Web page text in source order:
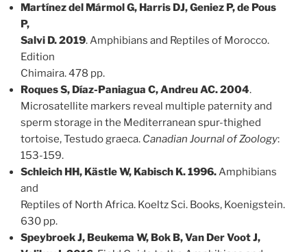
Martínez del Mármol G, Harris DJ, Geniez P, de Pous
P,
Salvi D. 2019. Amphibians and Reptiles of Morocco.
Edition
Chimaira. 478 pp.
Roques S, Díaz-Paniagua C, Andreu AC. 2004.
Microsatellite markers reveal multiple paternity and
sperm storage in the Mediterranean spur-thighed
tortoise, Testudo graeca. Canadian Journal of Zoology:
153-159.
Schleich HH, Kästle W, Kabisch K. 1996.Amphibians
and
Reptiles of North Africa. Koeltz Sci. Books, Koenigstein.
630 pp.
Speybroek J, Beukema W, Bok B, Van Der Voot J,